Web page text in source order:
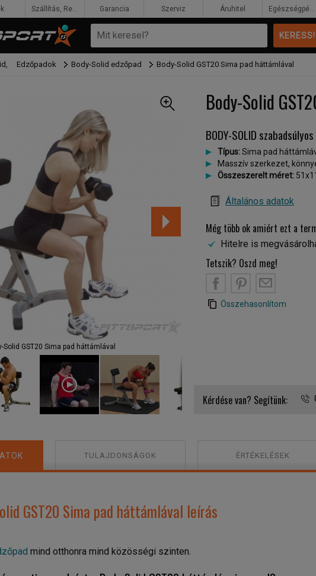
Edzőpadok Body-Solid edzőpad Body-Solid GST20 Sima pad háttámlával
Body-Solid
Solid GST20 Sima pad háttámlával
BODY-SOLID
Típus:Sima pad
Masszív szerkezet,
Összeszerelt méret:
Általános adatok
Még több ok amiért ezt a
Hitelre is
Tetszik? Oszd meg!
Összehasonlítom
Kérdése van? Segítünk:
TULAJDONSÁGOK ÉRTÉKELÉSEK
GST20 Sima pad háttámlával leírás
mind otthonra mind közösségi szinten.
Szállítás, Rendelés, Fizetés Garancia Szerviz Áruhitel Egészségpénztár